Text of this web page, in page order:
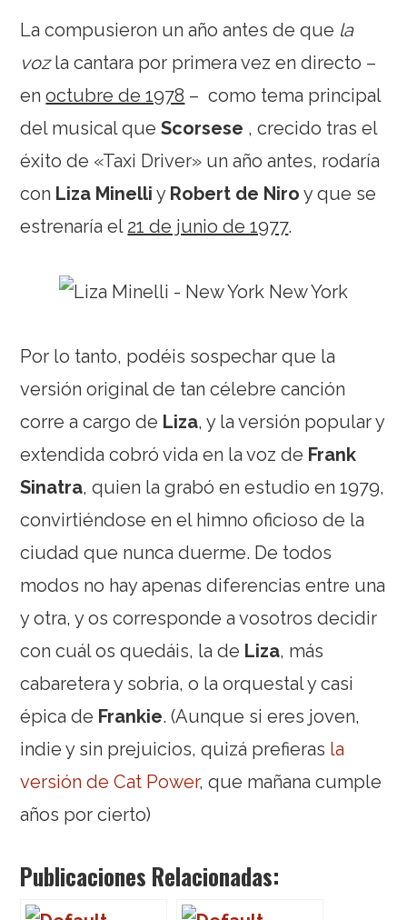
La compusieron un año antes de que la
vozla cantara por primera vez en directo –
enoctubre de 1978 – como tema principal
del musical queScorsese , crecido tras el
éxito de «Taxi Driver» un año antes, rodaría
con Liza Minelli y Robert de Niro y que se
estrenaría el 21 de junio de 1977.
Por lo tanto, podéis sospechar que la
versión original de tan célebre canción
corre a cargo de Liza, y la versión popular y
extendida cobró vida en la voz de Frank
Sinatra, quien la grabó en estudio en 1979,
convirtiéndose en el himno oficioso de la
ciudad que nunca duerme. De todos
modos no hay apenas diferencias entre una
y otra, y os corresponde a vosotros decidir
con cuál os quedáis, la de Liza, más
cabaretera y sobria, o la orquestal y casi
épica de Frankie. (Aunque si eres joven,
indie y sin prejuicios, quizá prefieras la
versión de Cat Power, que mañana cumple
años por cierto)
Publicaciones Relacionadas: